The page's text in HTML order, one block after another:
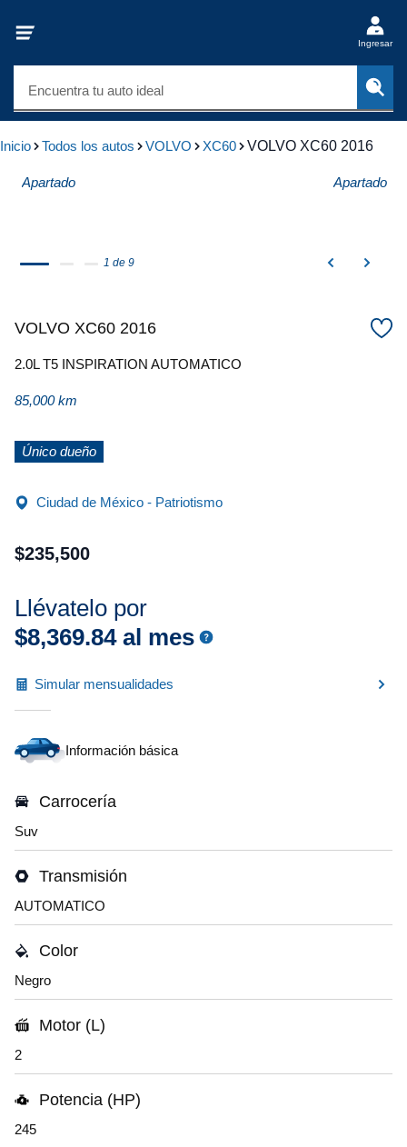
Ingresar
Encuentra tu auto ideal
Inicio Todos los autos VOLVO XC60 VOLVO XC60 2016
Apartado Apartado
1 de 9
VOLVO XC60 2016
2.0L T5 INSPIRATION AUTOMATICO
85,000 km
Único dueño
Ciudad de México - Patriotismo
$235,500
Llévatelo por
$8,369.84al mes
Simular mensualidades
Información básica
Carrocería
Suv
Transmisión
AUTOMATICO
Color
Negro
Motor (L)
2
Potencia (HP)
245